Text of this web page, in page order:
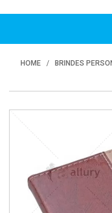
HOME BRINDES